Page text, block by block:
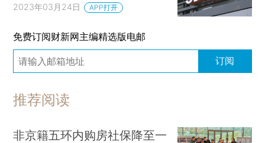
2023年03月24日 APP打开
免费订阅财新网主编精选版电邮
订阅
推荐阅读
非京籍五环内购房社保降至一